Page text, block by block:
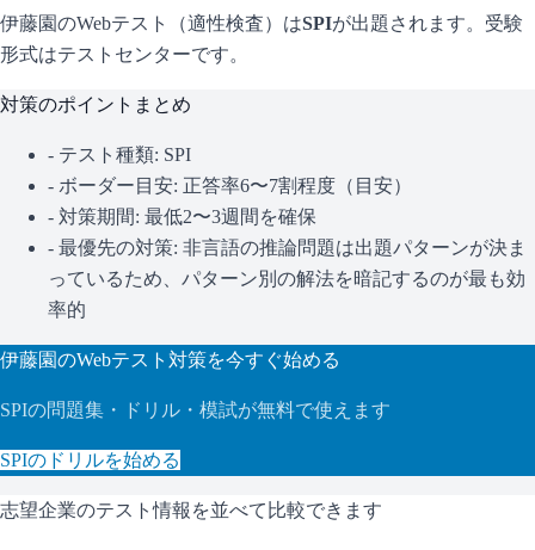
伊藤園のWebテスト（適性検査）はSPIが出題されます。 受験
形式はテストセンターです。
対策のポイントまとめ
- テスト種類: SPI
- ボーダー目安: 正答率6〜7割程度（目安）
- 対策期間: 最低2〜3週間を確保
- 最優先の対策: 非言語の推論問題は出題パターンが決ま
っているため、パターン別の解法を暗記するのが最も効
率的
伊藤園のWebテスト対策を今すぐ始める
SPIの問題集・ドリル・模試が無料で使えます
SPIのドリルを始める
志望企業のテスト情報を並べて比較できます